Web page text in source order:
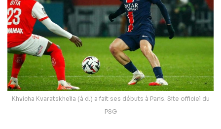
Khvicha Kvaratskhelia (à d.) a fait ses débuts à Paris. Site officiel du
PSG